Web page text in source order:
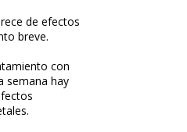
de efectos
breve.
con
semana hay